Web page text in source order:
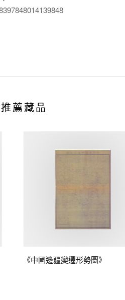
薦藏品
《中國邊疆變遷形勢圖》